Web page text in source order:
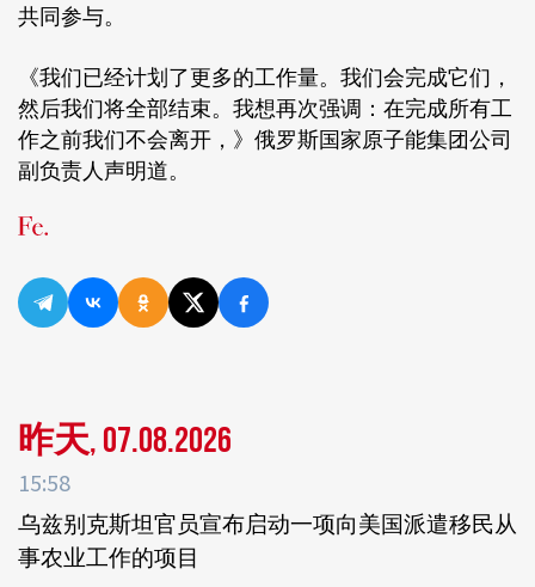
共同参与。
《我们已经计划了更多的工作量。我们会完成它们，
然后我们将全部结束。我想再次强调：在完成所有工
作之前我们不会离开，》俄罗斯国家原子能集团公司
副负责人声明道。
昨天, 07.08.2026
15:58
乌兹别克斯坦官员宣布启动一项向美国派遣移民从
事农业工作的项目